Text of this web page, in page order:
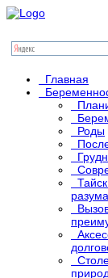
Главная
Роды
разума